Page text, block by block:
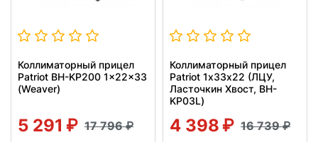
Коллиматорный прицел
Patriot BH-KP200 1x22x33
(Weaver)
5 291 17 796
Коллиматорный прицел
Patriot 1х33х22 (ЛЦУ,
Ласточкин Хвост, BH-
KP03L)
4 398 16 739